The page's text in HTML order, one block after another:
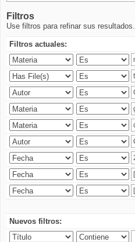
Filtros
Use filtros para refinar sus resultados.
Filtros actuales:
Nuevos filtros: